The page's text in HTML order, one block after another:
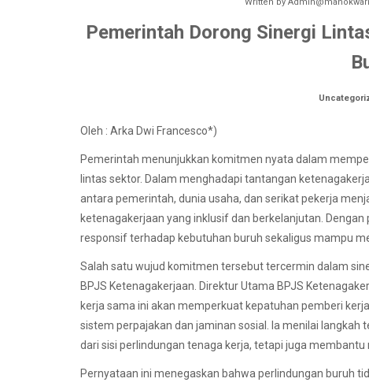
Pemerintah Dorong Sinergi
Oleh : Arka Dwi Francesco*)
Pemerintah menunjukkan komitmen nyata dalam
lintas sektor. Dalam menghadapi tantangan
antara pemerintah, dunia usaha, dan serikat pekerja
ketenagakerjaan yang inklusif dan berkelanjutan.
responsif terhadap kebutuhan buruh sekaligus mampu
Salah satu wujud komitmen tersebut tercermin dalam
BPJS Ketenagakerjaan. Direktur Utama BPJS
kerja sama ini akan memperkuat kepatuhan pemberi
sistem perpajakan dan jaminan sosial. Ia menilai
dari sisi perlindungan tenaga kerja, tetapi juga membantu
Pernyataan ini menegaskan bahwa perlindungan buruh